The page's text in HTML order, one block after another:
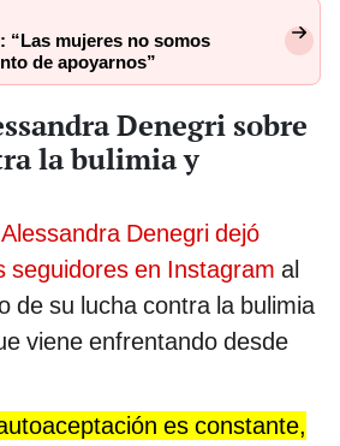
“Las mujeres no somos
de apoyarnos”
Denegri sobre
la bulimia y
Alessandra Denegri dejó
seguidores en Instagram al
de su lucha contra la bulimia
viene enfrentando desde
es constante,